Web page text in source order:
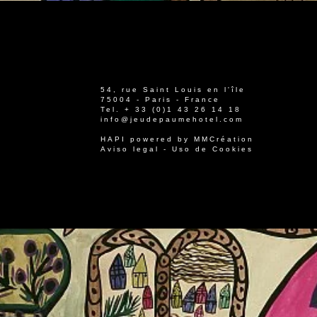
54, rue Saint Louis en l'île
75004 - Paris - France
Tel. + 33 (0)1 43 26 14 18
info@jeudepaumehotel.com
HAPI powered by MMCréation
Aviso legal
- Uso de Cookies